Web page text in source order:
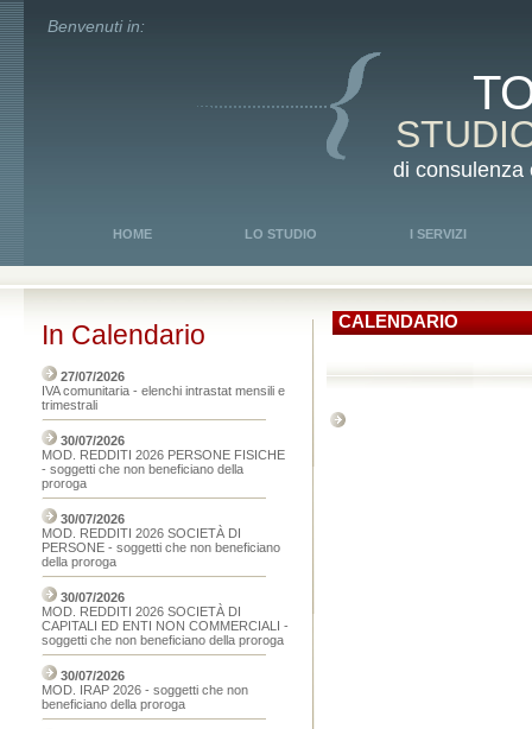
Benvenuti in:
di consulenza
HOME LO STUDIO I SERVIZI
In Calendario
27/07/2026
IVA comunitaria - elenchi intrastat mensili e
trimestrali
30/07/2026
MOD. REDDITI 2026 PERSONE FISICHE
- soggetti che non beneficiano della
proroga
30/07/2026
MOD. REDDITI 2026 SOCIETÀ DI
PERSONE - soggetti che non beneficiano
della proroga
30/07/2026
MOD. REDDITI 2026 SOCIETÀ DI
CAPITALI ED ENTI NON COMMERCIALI -
soggetti che non beneficiano della proroga
30/07/2026
MOD. IRAP 2026 - soggetti che non
beneficiano della proroga
CALENDARIO